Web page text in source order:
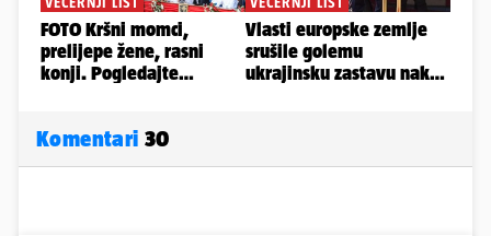
Komentari 30